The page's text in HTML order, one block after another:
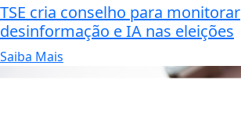
TSE cria conselho para monitorar
desinformação e IA nas eleições
Saiba Mais